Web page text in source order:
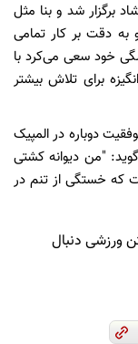
برگزار شد و بنا مثل
دقت بر کار تمامی
خود سعی می‌کرد با
برای تلاش بیشتر
دوباره در المپیک
"من دیوانه کشتی
که خستگی از تنم در
ورزشی دنبال